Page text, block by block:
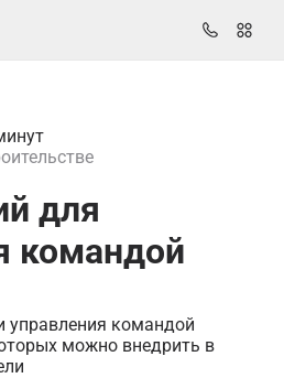
для
командой
управления командой
можно внедрить в